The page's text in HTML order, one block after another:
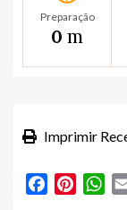
Preparação
0 m
Imprimir
Facebook